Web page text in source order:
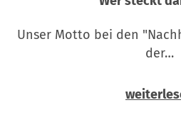
Unser Motto bei den
der…